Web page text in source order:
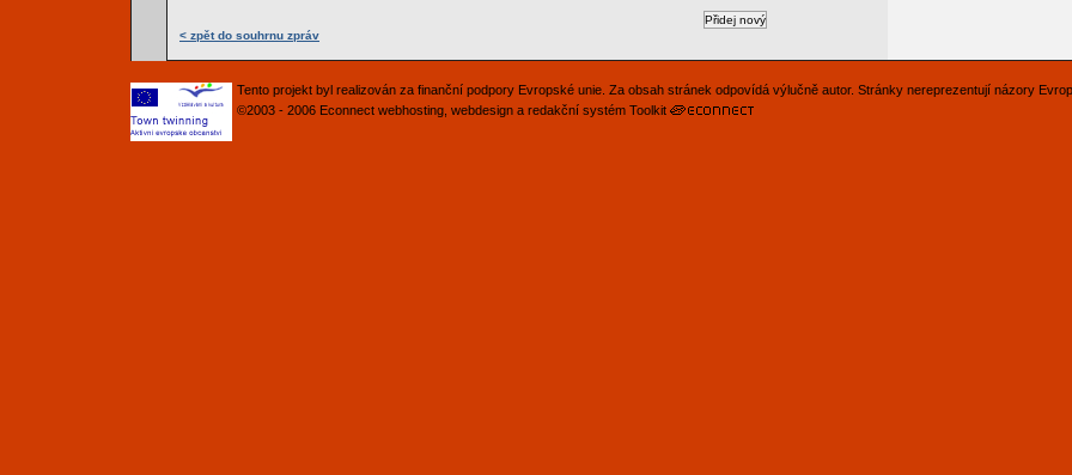
< zpět do souhrnu zpráv
Tento projekt byl realizován za finanční podpory Evropské unie. Za obsah stránek odpovídá výlučně autor. Stránky nereprezentují názory
©2003 - 2006 Econnect webhosting webdesign a redakční systém Toolkit